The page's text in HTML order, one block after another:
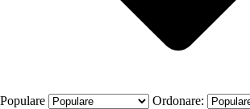
Populare Ordonare: